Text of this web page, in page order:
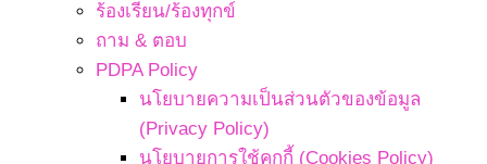
ร้องเรียน/ร้องทุกข์
ถาม & ตอบ
PDPA Policy
นโยบายความเป็นส่วนตัวของข้อมูล
(Privacy Policy)
นโยบายการใช้คุกกี้ (Cookies Policy)